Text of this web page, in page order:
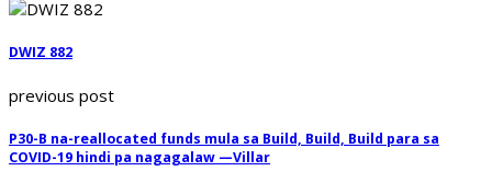
DWIZ 882
previous post
P30-B na-reallocated funds mula sa Build, Build, Build para sa
COVID-19 hindi pa nagagalaw —Villar